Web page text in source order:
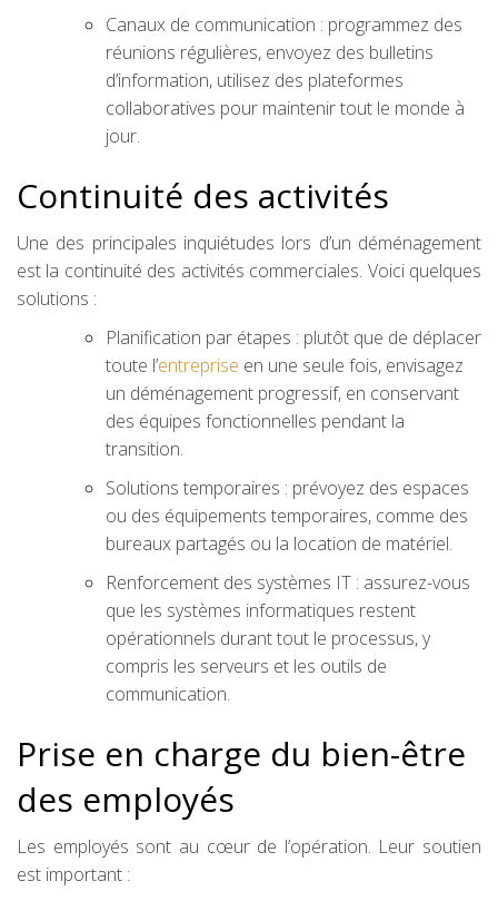
Canaux de communication : programmez des
réunions régulières, envoyez des bulletins
d’information, utilisez des plateformes
collaboratives pour maintenir tout le monde à
jour.
Continuité des activités
Une des principales inquiétudes lors d’un déménagement
est la continuité des activités commerciales. Voici quelques
solutions :
Planification par étapes : plutôt que de déplacer
toute l’entreprise en une seule fois, envisagez
un déménagement progressif, en conservant
des équipes fonctionnelles pendant la
transition.
Solutions temporaires : prévoyez des espaces
ou des équipements temporaires, comme des
bureaux partagés ou la location de matériel.
Renforcement des systèmes IT : assurez-vous
que les systèmes informatiques restent
opérationnels durant tout le processus, y
compris les serveurs et les outils de
communication.
Prise en charge du bien-être
des employés
Les employés sont au cœur de l’opération. Leur soutien
est important :